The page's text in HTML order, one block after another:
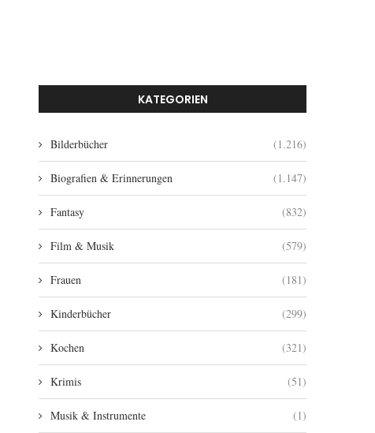
KATEGORIEN
Bilderbücher (1.216)
Biografien & Erinnerungen (1.147)
Fantasy (832)
Film & Musik (579)
Frauen (181)
Kinderbücher (299)
Kochen (321)
Krimis (51)
Musik & Instrumente (1)